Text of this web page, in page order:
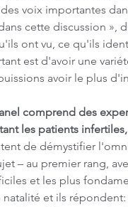
voix importantes
cette discussion »,
ont vu, ce qu'ils
est d'avoir une
avoir le plus
comprend des
les patients
de démystifier
– au premier rang,
et les plus
et ils